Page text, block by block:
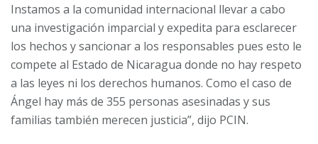
Instamos a la comunidad internacional llevar a cabo
una investigación imparcial y expedita para esclarecer
los hechos y sancionar a los responsables pues esto le
compete al Estado de Nicaragua donde no hay respeto
a las leyes ni los derechos humanos. Como el caso de
Ángel hay más de 355 personas asesinadas y sus
familias también merecen justicia”, dijo PCIN.